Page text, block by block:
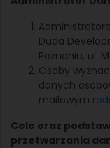
Duda
Poznaniu, ul.
Osoby
danych
mailowym
Cele oraz
przetwarzania